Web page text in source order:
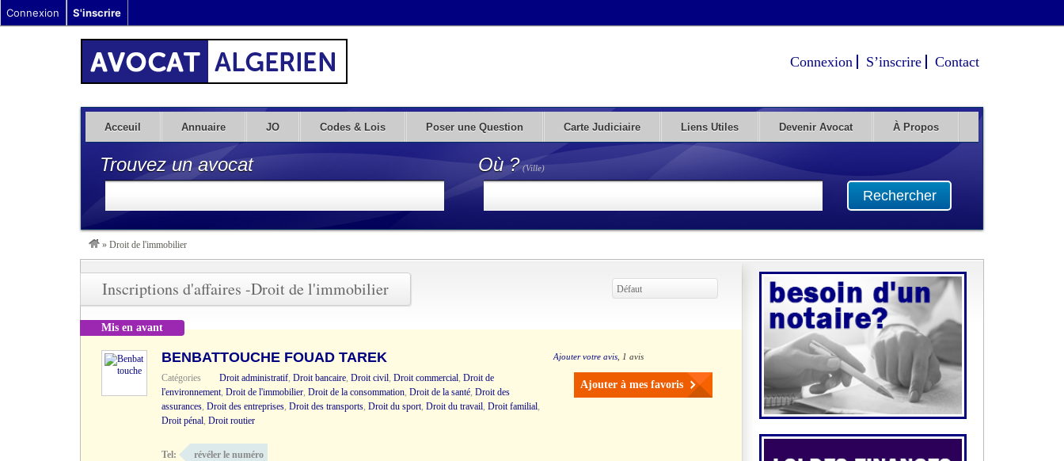
Connexion S’inscrire Contact
Acceuil Annuaire JO Codes & Lois Poser une Question Carte Judiciaire Liens Utiles Devenir Avocat À Propos
Trouvez un avocat Où ? (Ville)
Rechercher
» Droit de l'immobilier
Inscriptions d'affaires -Droit de l'immobilier Défaut
Mis en avant
Ajouter votre avis , 1 avis
BENBATTOUCHE FOUAD TAREK
Catégories Droit administratif, Droit bancaire, Droit civil, Droit commercial, Droit de
l'environnement, Droit de l'immobilier, Droit de la consommation, Droit de la santé, Droit des
assurances, Droit des entreprises, Droit des transports, Droit du sport, Droit du travail, Droit familial,
Droit pénal, Droit routier
Ajouter à mes favoris
Tel:
révéler le numéro
Connexion S'inscrire